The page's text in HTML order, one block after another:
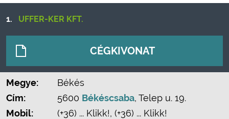
1. UFFER-KER KFT.
CÉGKIVONAT
Megye:
Békés
Cím:
5600 Békéscsaba, Telep u. 19.
Mobil:
(+36) ... Klikk!, (+36) ... Klikk!